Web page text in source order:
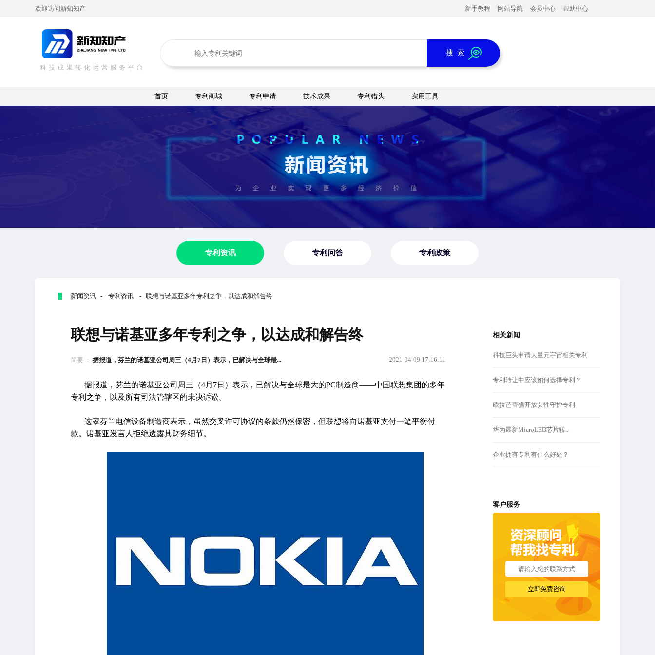
欢迎访问新知知产 新手教程 网站导航 会员中心 帮助中心
科技成果转化运营服务平台
搜 索
首页 专利商城 专利申请 技术成果 专利猎头 实用工具
专利资讯 专利问答 专利政策
新闻资讯 - 专利资讯 - 联想与诺基亚多年专利之争，以达成和解告终
联想与诺基亚多年专利之争，以达成和解告终
简要 ： 据报道，芬兰的诺基亚公司周三（4月7日）表示，已解决与全球最... 2021-04-09 17:16:11
据报道，芬兰的诺基亚公司周三（4月7日）表示，已解决与全球最大的PC制造商——中国联想集团的多年
专利之争，以及所有司法管辖区的未决诉讼。
这家芬兰电信设备制造商表示，虽然交叉许可协议的条款仍然保密，但联想将向诺基亚支付一笔平衡付
款。诺基亚发言人拒绝透露其财务细节。
相关新闻
科技巨头申请大量元宇宙相关专利
专利转让中应该如何选择专利？
欧拉芭蕾猫开放女性守护专利
华为最新MicroLED芯片转...
企业拥有专利有什么好处？
客户服务